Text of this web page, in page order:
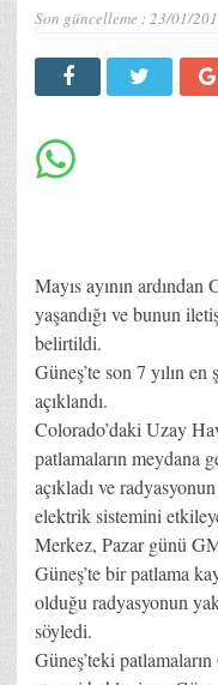
Son güncelleme :23/01/
Mayıs ayının ardından
yaşandığı ve bunun
belirtildi.
Güneş’te son 7 yılın
açıklandı.
Colorado’daki Uzay
patlamaların meydana
açıkladı ve
elektrik sistemini
Merkez, Pazar günü
Güneş’te bir patlama
olduğu radyasyonun
söyledi.
Güneş’teki